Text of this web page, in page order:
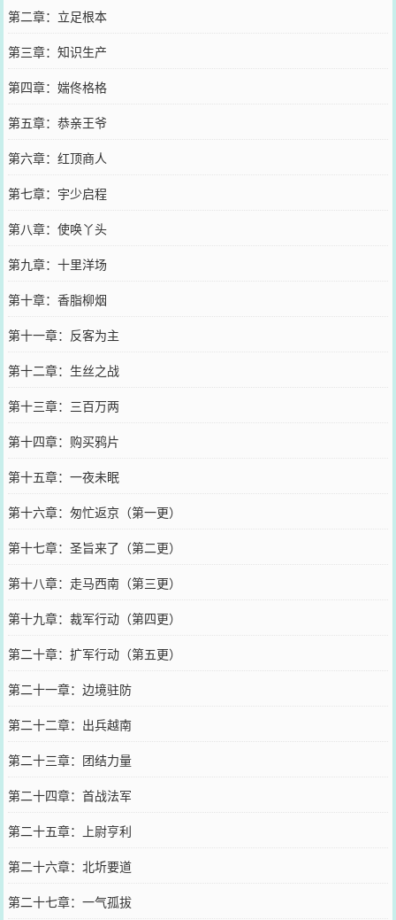
第二章：立足根本
第三章：知识生产
第四章：媏佟格格
第五章：恭亲王爷
第六章：红顶商人
第七章：宇少启程
第八章：使唤丫头
第九章：十里洋场
第十章：香脂柳烟
第十一章：反客为主
第十二章：生丝之战
第十三章：三百万两
第十四章：购买鸦片
第十五章：一夜未眠
第十六章：匆忙返京（第一更）
第十七章：圣旨来了（第二更）
第十八章：走马西南（第三更）
第十九章：裁军行动（第四更）
第二十章：扩军行动（第五更）
第二十一章：边境驻防
第二十二章：出兵越南
第二十三章：团结力量
第二十四章：首战法军
第二十五章：上尉亨利
第二十六章：北圻要道
第二十七章：一气孤拔